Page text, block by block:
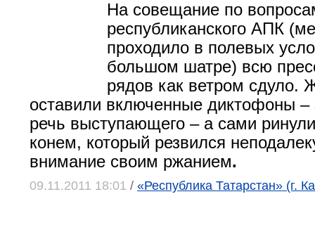
На совещание по
республиканского АПК
проходило в полевых
большом шатре) всю
рядов как ветром сдуло.
оставили включенные диктофоны –
речь выступающего – а сами
конем, который резвился
внимание своим ржанием.
09.11.2011 18:01 / «Республика Татарстан» (г.